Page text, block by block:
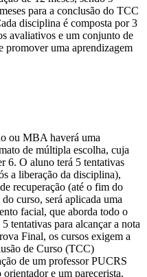
para a conclusão do TCC
disciplina é composta por 3
avaliativos e um conjunto de
promover uma aprendizagem
ou MBA haverá uma
de múltipla escolha, cuja
6. O aluno terá 5 tentativas
a liberação da disciplina),
recuperação (até o fim do
curso, será aplicada uma
facial, que aborda todo o
tentativas para alcançar a nota
Final, os cursos exigem a
de Curso (TCC)
de um professor PUCRS
e um parecerista,